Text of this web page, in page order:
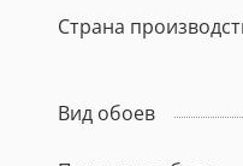
Страна
Вид обоев